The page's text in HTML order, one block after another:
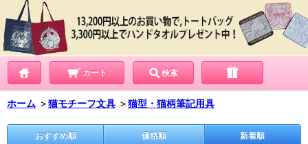
カート 検索
ホーム ＞猫モチーフ文具 ＞猫型・猫柄筆記用具
おすすめ順 価格順 新着順